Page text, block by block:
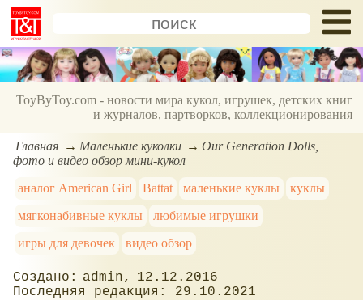
ToyByToy.com - новости мира кукол, игрушек, детских книг
и журналов, партворков, коллекционирования
Главная Маленькие куколки
Our Generation Dolls,
фото и видео обзор мини-кукол
аналог American Girl
Battat маленькие куклы
куклы
мягконабивные куклы
любимые игрушки
игры для девочек
видео обзор
admin
12.12.2016
29.10.2021